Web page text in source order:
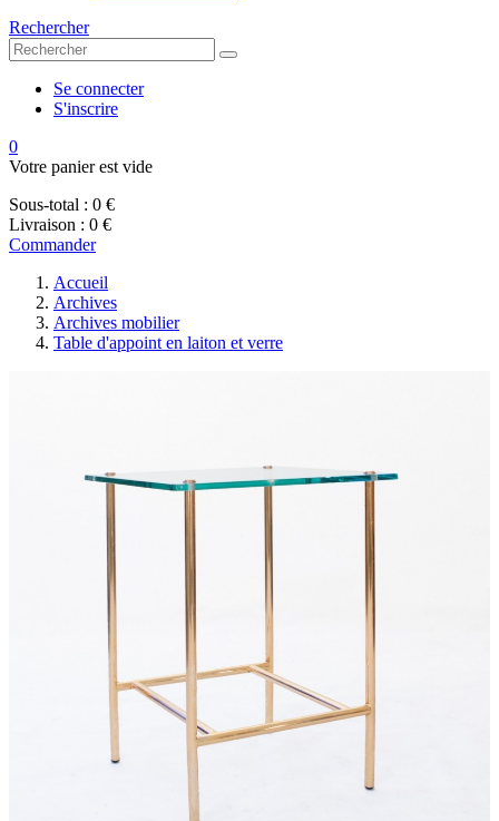
Rechercher
Se connecter
S'inscrire
0
Votre panier est vide
Sous-total : 0 €
Livraison : 0 €
Commander
Accueil
Archives
Archives mobilier
Table d'appoint en laiton et verre